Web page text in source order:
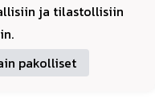
ja tilastollisiin
pakolliset